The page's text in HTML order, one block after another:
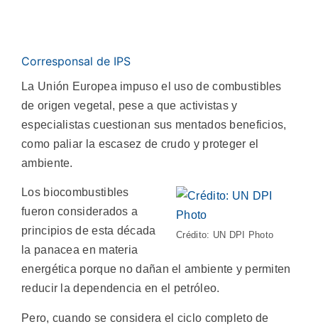
Corresponsal de IPS
La Unión Europea impuso el uso de combustibles
de origen vegetal, pese a que activistas y
especialistas cuestionan sus mentados beneficios,
como paliar la escasez de crudo y proteger el
ambiente.
Crédito: UN DPI Photo
Los biocombustibles
fueron considerados a
principios de esta década
la panacea en materia
energética porque no dañan el ambiente y permiten
reducir la dependencia en el petróleo.
Pero, cuando se considera el ciclo completo de